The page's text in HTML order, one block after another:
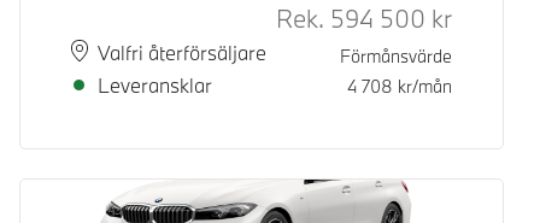
PlatsValfri återförsäljare
Leveranstid
Leveransklar
Rek. ord
Rek. 594 500 kr
Förmånsvärde
4 708 kr/mån